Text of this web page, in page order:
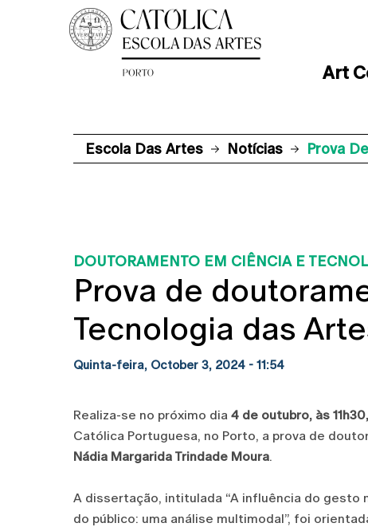
Art
Escola Das Artes Notícias Prova
DOUTORAMENTO EM CIÊNCIA E
Prova de
Tecnologia das
Quinta-feira, October 3, 2024 - 11:54
Realiza-se no próximo dia 4 de outubro, às
Católica Portuguesa, no Porto, a prova de
Nádia Margarida Trindade Moura.
A dissertação, intitulada “A influência do gesto
do público: uma análise multimodal”, foi